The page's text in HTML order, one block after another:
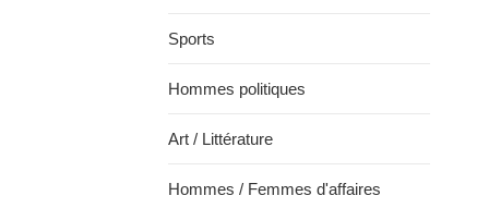
Sports
Hommes politiques
Art / Littérature
Hommes / Femmes d'affaires